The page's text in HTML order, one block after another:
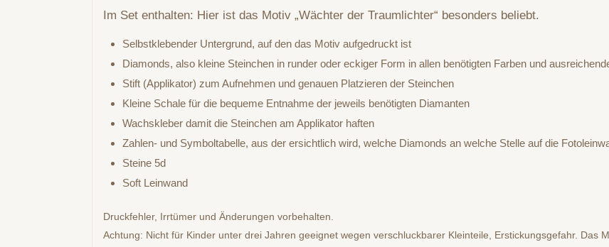
Im Set enthalten: Hier ist das Motiv „Wächter der Traumlichter“ besonders beliebt.
Selbstklebender Untergrund, auf den das Motiv aufgedruckt ist
Diamonds, also kleine Steinchen in runder oder eckiger Form in allen benötigten Farben und
Stift (Applikator) zum Aufnehmen und genauen Platzieren der Steinchen
Kleine Schale für die bequeme Entnahme der jeweils benötigten Diamanten
Wachskleber damit die Steinchen am Applikator haften
Zahlen- und Symboltabelle, aus der ersichtlich wird, welche Diamonds an welche Stelle auf die
Steine 5d
Soft Leinwand
Druckfehler, Irrtümer und Änderungen vorbehalten.
Achtung: Nicht für Kinder unter drei Jahren geeignet wegen verschluckbarer Kleinteile, Erstickungsgefahr. Das